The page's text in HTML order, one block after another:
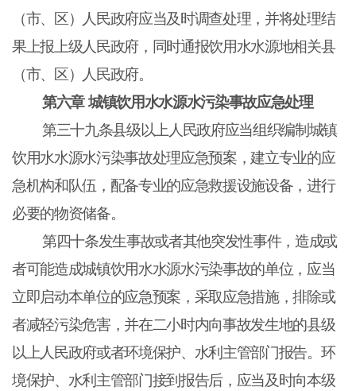
（市、区）人民政府应当及时调查处理，并将处理结
果上报上级人民政府，同时通报饮用水水源地相关县
（市、区）人民政府。
第六章 城镇饮用水水源水污染事故应急处理
第三十九条县级以上人民政府应当组织编制城镇
饮用水水源水污染事故处理应急预案，建立专业的应
急机构和队伍，配备专业的应急救援设施设备，进行
必要的物资储备。
第四十条发生事故或者其他突发性事件，造成或
者可能造成城镇饮用水水源水污染事故的单位，应当
立即启动本单位的应急预案，采取应急措施，排除或
者减轻污染危害，并在二小时内向事故发生地的县级
以上人民政府或者环境保护、水利主管部门报告。环
境保护、水利主管部门接到报告后，应当及时向本级